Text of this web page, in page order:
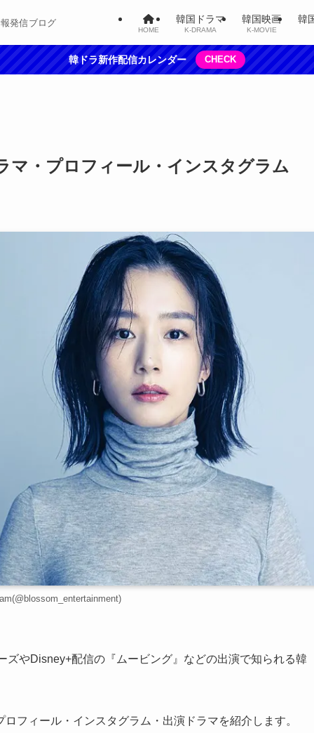
発信ブログ
HOME
韓国ドラマ
K-DRAMA
韓国映画
K-MOVIE
韓
韓ドラ新作配信カレンダー CHECK
マ・プロフィール・インスタグラム
やDisney+配信の『ムービング』などの出演で知られる韓
フィール・インスタグラム・出演ドラマを紹介します。